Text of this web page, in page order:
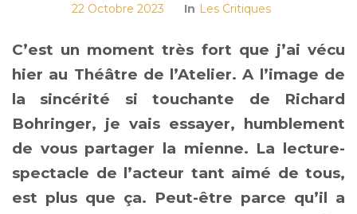
22 Octobre 2023 In Les Critiques
C’est un moment très fort que j’ai vécu
hier au Théâtre de l’Atelier. A l’image de
la sincérité si touchante de Richard
Bohringer, je vais essayer, humblement
de vous partager la mienne. La lecture-
spectacle de l’acteur tant aimé de tous,
est plus que ça. Peut-être parce qu’il a